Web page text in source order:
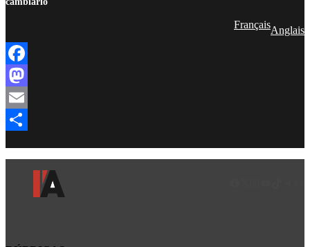
FrançaisAnglais
Facebook
Mastodon
Email